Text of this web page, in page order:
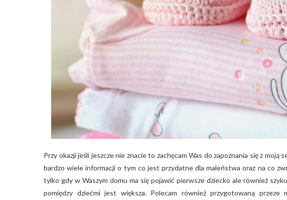
Przy okazji jeśli jeszcze nie znacie to zachęcam Was do zapoznania się z moją
bardzo wiele informacji o tym co jest przydatne dla maleństwa oraz na co
tylko gdy w Waszym domu ma się pojawić pierwsze dziecko ale również
pomiędzy dziećmi jest większa. Polecam również przygotowaną przeze